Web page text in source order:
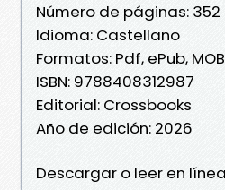
Número de páginas: 352
Idioma: Castellano
Formatos: Pdf, ePub,
ISBN: 9788408312987
Editorial: Crossbooks
Año de edición: 2026
Descargar o leer en línea